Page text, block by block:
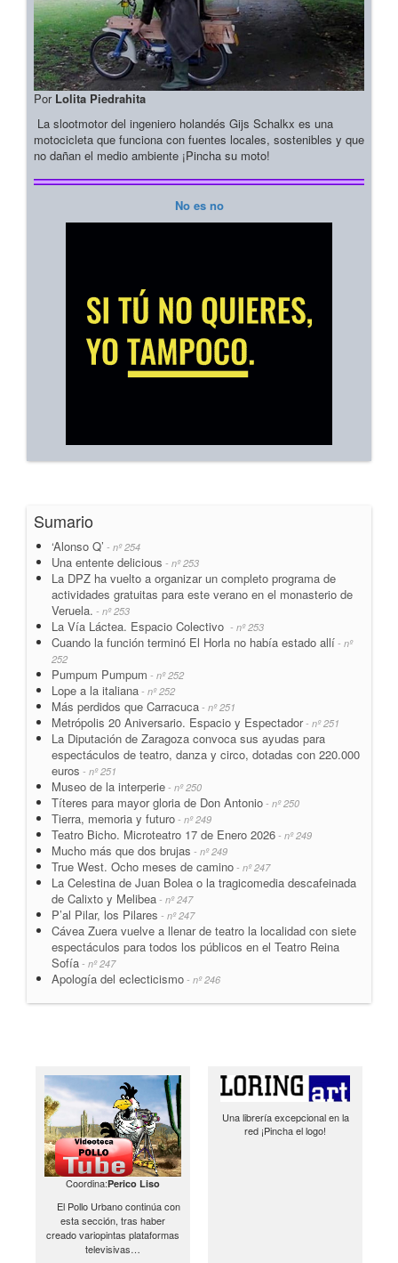
Por Lolita Piedrahita
La slootmotor del ingeniero holandés Gijs Schalkx es una
motocicleta que funciona con fuentes locales, sostenibles y que
no dañan el medio ambiente ¡Pincha su moto!
No es no
Sumario
‘Alonso Q’ - nº 254
Una entente delicious - nº 253
La DPZ ha vuelto a organizar un completo programa de
actividades gratuitas para este verano en el monasterio de
Veruela. - nº 253
La Vía Láctea. Espacio Colectivo - nº 253
Cuando la función terminó El Horla no había estado allí - nº
252
Pumpum Pumpum - nº 252
Lope a la italiana - nº 252
Más perdidos que Carracuca - nº 251
Metrópolis 20 Aniversario. Espacio y Espectador- nº 251
La Diputación de Zaragoza convoca sus ayudas para
espectáculos de teatro, danza y circo, dotadas con 220.000
euros - nº 251
Museo de la interperie - nº 250
Títeres para mayor gloria de Don Antonio - nº 250
Tierra, memoria y futuro - nº 249
Teatro Bicho. Microteatro 17 de Enero 2026 - nº 249
Mucho más que dos brujas - nº 249
True West. Ocho meses de camino - nº 247
La Celestina de Juan Bolea o la tragicomedia descafeinada
de Calixto y Melibea - nº 247
P’al Pilar, los Pilares - nº 247
Cávea Zuera vuelve a llenar de teatro la localidad con siete
espectáculos para todos los públicos en el Teatro Reina
Sofía - nº 247
Apología del eclecticismo - nº 246
Coordina:Perico Liso
El Pollo Urbano continúa con
esta sección, tras haber
creado variopintas plataformas
televisivas…
Una librería excepcional en la
red ¡Pincha el logo!